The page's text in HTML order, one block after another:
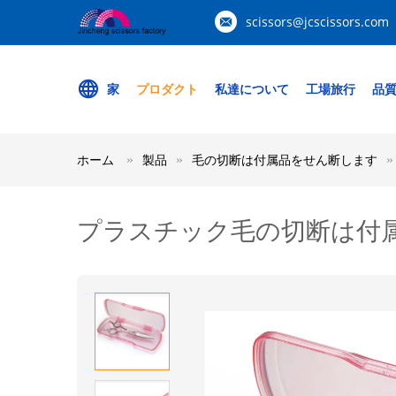
scissors@jcscissors.com
家 プロダクト 私達について 工場旅行 品
ホーム 製品 毛の切断は付属品をせん断します
プラスチック毛の切断は付